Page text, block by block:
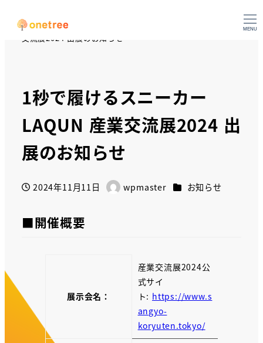
MENU
HOME お知らせ
交流展2024 出展のお知らせ
1秒で履けるスニーカー
LAQUN 産業交流展2024 出
展のお知らせ
投稿日
2024年11月11日
著
wpmaster カテゴリー
お知らせ
■開催概要
展示会名：
産業交流展2024公
式サイ
ト: https://www.s
angyo-
koryuten.tokyo/